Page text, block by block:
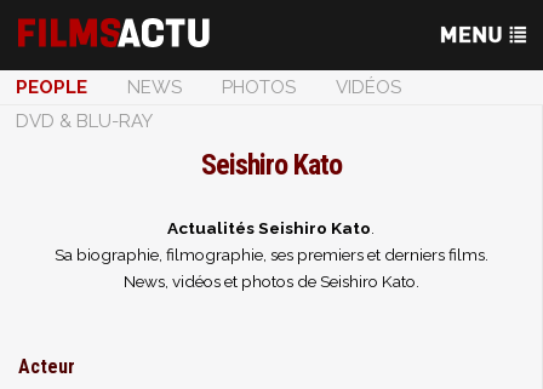
PEOPLE NEWS PHOTOS
VIDÉOS
DVD & BLU-RAY
Seishiro Kato
Actualités Seishiro Kato
Sa biographie, filmographie, ses premiers et derniers films.
News, vidéos et photos de Seishiro Kato.
Acteur